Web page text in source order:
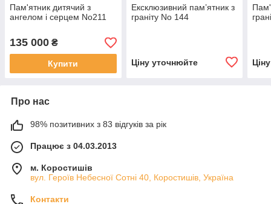
Пам'ятник дитячий з
ангелом і серцем No211
135 000 ₴
Купити
Ексклюзивний пам’ятник з
граніту No 144
Ціну уточнюйте
Про нас
98% позитивних з 83 відгуків за рік
Працює з 04.03.2013
м. Коростишів
вул. Героїв Небесної Сотні 40, Коростишів, Україна
Контакти